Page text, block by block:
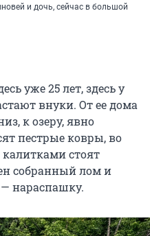
и дочь, сейчас в большой
уже 25 лет, здесь у
внуки. От ее дома
к озеру, явно
пестрые ковры, во
калитками стоят
собранный лом и
— нараспашку.